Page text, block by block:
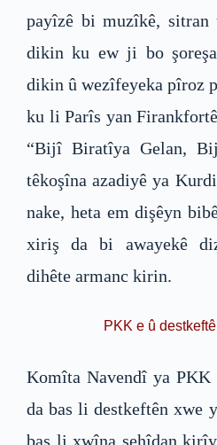
payîzê bi muzîkê,
dikin ku ew ji bo
dikin û wezîfeyeka pîroz
ku li Parîs yan
“Bijî Biratîya Gelan,
têkoşîna azadiyê ya
nake, heta em dişêyn
xiriş da bi awayekê
dihête armanc kirin.
PKK e û
Komîta Navendî ya
da bas li destkeftên xwe
bas li xwîna şehîdan